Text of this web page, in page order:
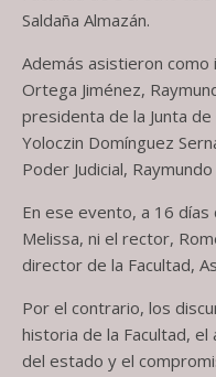
Saldaña Almazán.
Además asistieron
Ortega Jiménez,
presidenta de la Junta de
Yoloczin Domínguez
Poder Judicial,
En ese evento, a 16
Melissa, ni el rector,
director de la Facultad,
Por el contrario, los
historia de la Facultad,
del estado y el